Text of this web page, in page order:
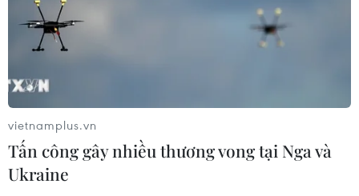
vietnamplus.vn
Tấn công gây nhiều thương vong tại Nga và
Ukraine